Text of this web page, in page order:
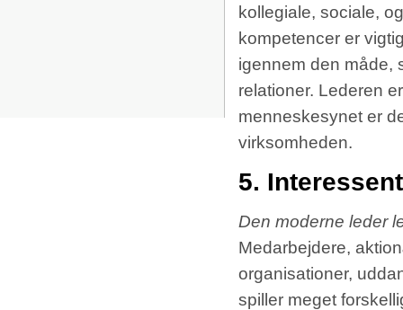
kollegiale, sociale,
kompetencer er
igennem den måde,
relationer. Lederen
menneskesynet er
virksomheden.
5.
Den moderne leder
Medarbejdere,
organisationer,
spiller meget